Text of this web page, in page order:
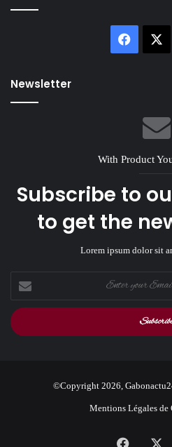
Facebook
Newsletter
With Product
Subscribe to
to get the
Lorem ipsum dolor sit
your
Email
address
©Copyright 2026,
Mentions Légales de
Facebook